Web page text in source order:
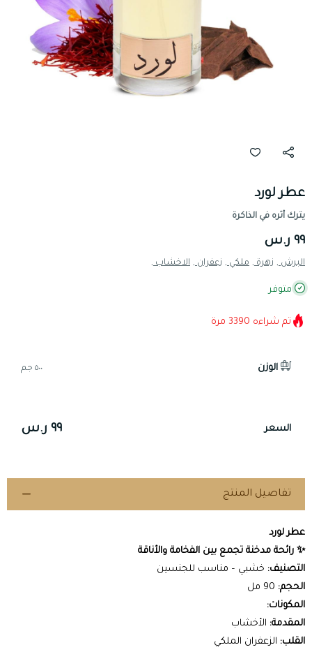
عطر لورد
يترك أثره في الذاكرة
٩٩ ر.س
البرش , زهرة , ملكي , زعفران , الاخشاب ,
متوفر
تم شراءه 3390 مرة
الوزن ٥٠٠ جم
السعر ٩٩ ر.س
تفاصيل المنتج
عطر لورد
✨ رائحة مدخنة تجمع بين الفخامة والأناقة
التصنيف: خشبي – مناسب للجنسين
الحجم:
المكونات:
المقدمة: الأخشاب
القلب: الزعفران الملكي